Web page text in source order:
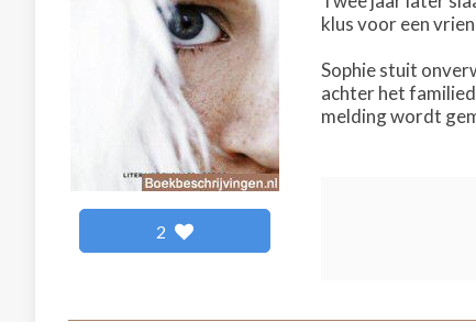
2
klus voor een
Sophie stuit
achter het
melding wordt